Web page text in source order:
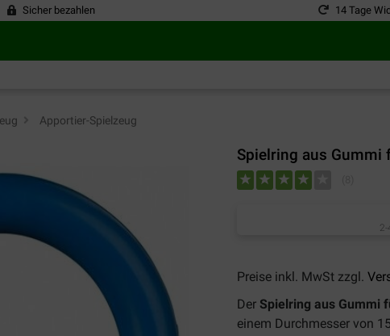
Sicher bezahlen 14 Tage
Apportier-Spielzeug
Spielring aus Gummi
Preise inkl. MwSt zzgl.
Der Spielring aus Gummi
einem Durchmesser von